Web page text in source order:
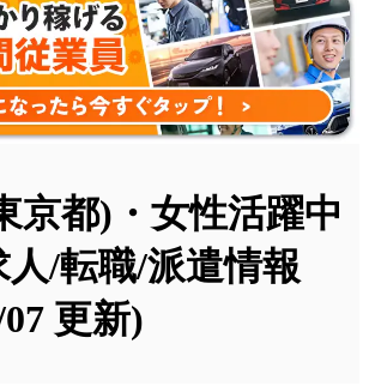
京都)・女性活躍中
/転職/派遣情報
更新)